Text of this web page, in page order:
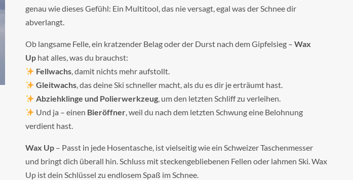
genau wie dieses Gefühl: Ein Multitool, das nie versagt, egal was der Schnee dir
abverlangt.
Ob langsame Felle, ein kratzender Belag oder der Durst nach dem Gipfelsieg –Wax
Up hat alles, was du brauchst:
Fellwachs, damit nichts mehr aufstollt.
Gleitwachs, das deine Ski schneller macht, als du es dir je erträumt hast.
Abziehklinge und Polierwerkzeug, um den letzten Schliff zu verleihen.
Und ja – einen Bieröffner, weil du nach dem letzten Schwung eine Belohnung
verdient hast.
Wax Up – Passt in jede Hosentasche, ist vielseitig wie ein Schweizer Taschenmesser
und bringt dich überall hin. Schluss mit steckengebliebenen Fellen oder lahmen Ski. Wax
Up ist dein Schlüssel zu endlosem Spaß im Schnee.